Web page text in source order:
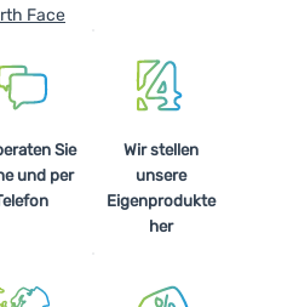
Face
Sie
und per
Wir stellen
unsere
Eigenprodukte
her